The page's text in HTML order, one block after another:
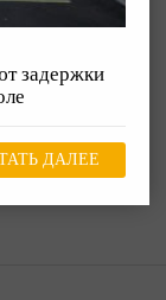
задержки
ДАЛЕЕ